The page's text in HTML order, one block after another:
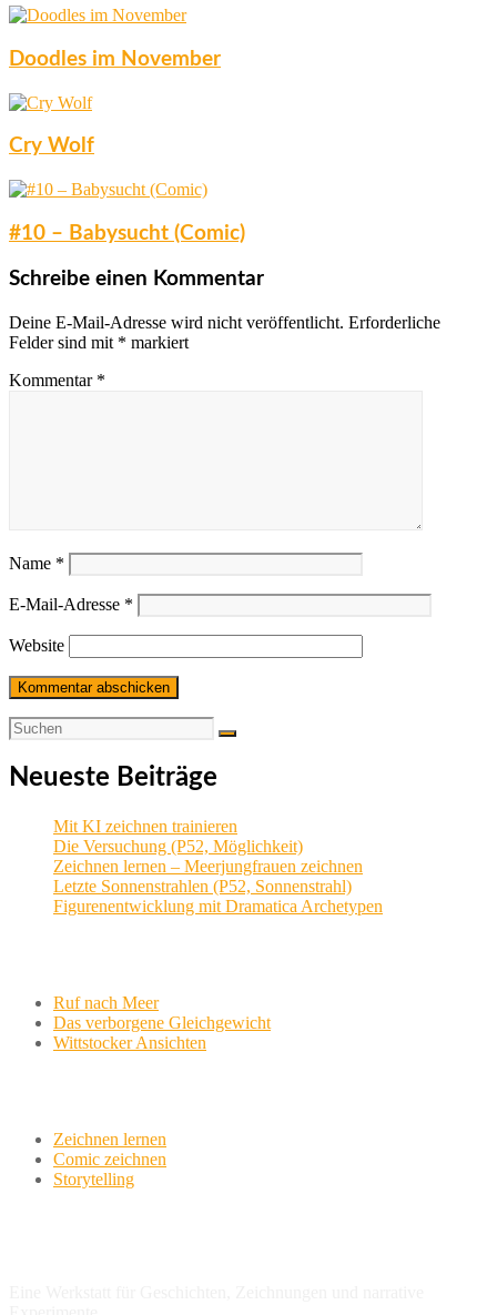
Doodles im November
Cry Wolf
#10 – Babysucht (Comic)
Schreibe einen Kommentar
Deine E-Mail-Adresse wird nicht veröffentlicht. Erforderliche
Felder sind mit * markiert
Kommentar *
Name *
E-Mail-Adresse *
Website
Neueste Beiträge
Mit KI zeichnen trainieren
Die Versuchung (P52, Möglichkeit)
Zeichnen lernen – Meerjungfrauen zeichnen
Letzte Sonnenstrahlen (P52, Sonnenstrahl)
Figurenentwicklung mit Dramatica Archetypen
Ruf nach Meer
Das verborgene Gleichgewicht
Wittstocker Ansichten
Zeichnen lernen
Comic zeichnen
Storytelling